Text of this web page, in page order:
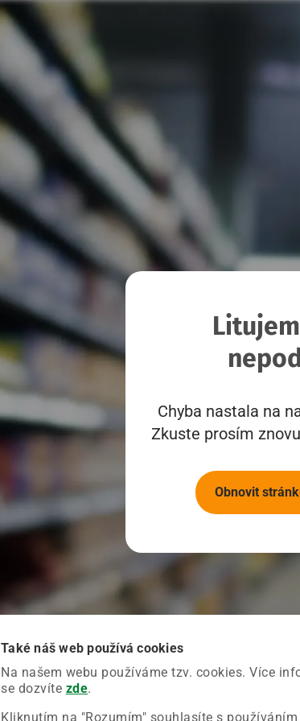
Také náš web používá cookies
Na našem webu používáme tzv. cookies. Více
se dozvíte zde.
Kliknutím na "Rozumím" souhlasíte s
Chyba nastala na
Zkuste prosím
Obnovit